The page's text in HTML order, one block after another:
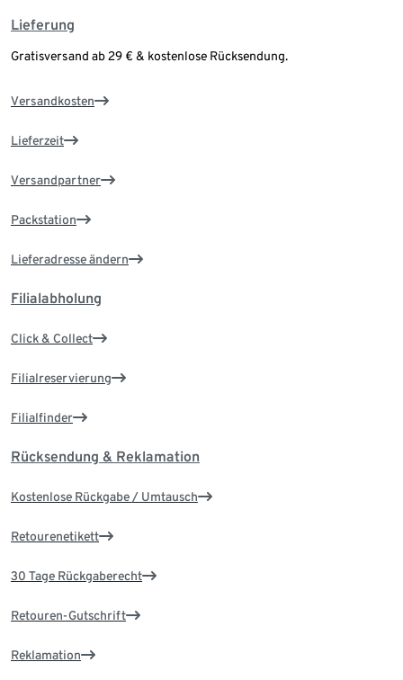
Lieferung
Gratisversand ab 29 € & kostenlose Rücksendung.
Versandkosten
Lieferzeit
Versandpartner
Packstation
Lieferadresse ändern
Filialabholung
Click & Collect
Filialreservierung
Filialfinder
Rücksendung & Reklamation
Kostenlose Rückgabe / Umtausch
Retourenetikett
30 Tage Rückgaberecht
Retouren-Gutschrift
Reklamation